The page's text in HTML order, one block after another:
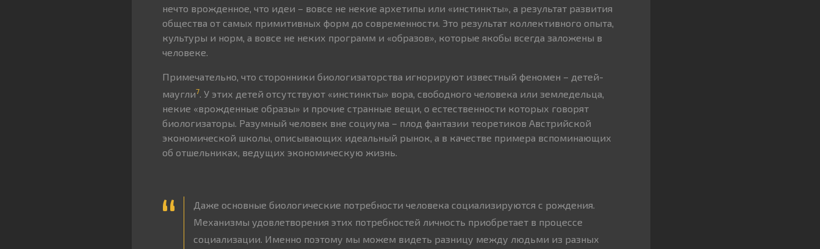
нечто врожденное, что идеи – вовсе не некие архетипы или «инстинкты», а результат развития
общества от самых примитивных форм до современности. Это результат коллективного опыта,
культуры и норм, а вовсе не неких программ и «образов», которые якобы всегда заложены в
человеке.
Примечательно, что сторонники биологизаторства игнорируют известный феномен – детей-
маугли7. У этих детей отсутствуют «инстинкты» вора, свободного человека или земледельца,
некие «врожденные образы» и прочие странные вещи, о естественности которых говорят
биологизаторы. Разумный человек вне социума – плод фантазии теоретиков Австрийской
экономической школы, описывающих идеальный рынок, а в качестве примера вспоминающих
об отшельниках, ведущих экономическую жизнь.
Даже основные биологические потребности человека социализируются с рождения.
Механизмы удовлетворения этих потребностей личность приобретает в процессе
социализации. Именно поэтому мы можем видеть разницу между людьми из разных